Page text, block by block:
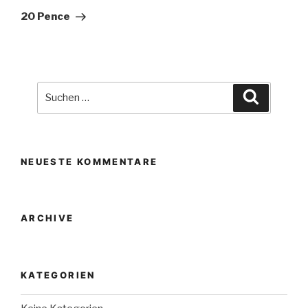
Beitrag
20 Pence
NEUESTE KOMMENTARE
ARCHIVE
KATEGORIEN